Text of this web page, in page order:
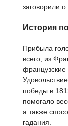
заговорили
История
Прибыла
всего, из
французские
победы в
помогало
а также
гадания.